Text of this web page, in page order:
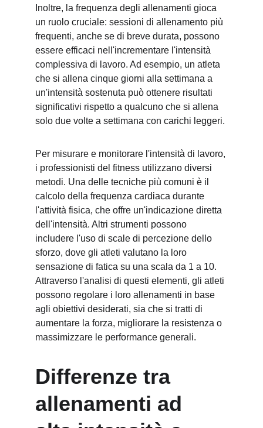
Inoltre, la frequenza degli allenamenti gioca
un ruolo cruciale: sessioni di allenamento più
frequenti, anche se di breve durata, possono
essere efficaci nell'incrementare l'intensità
complessiva di lavoro. Ad esempio, un atleta
che si allena cinque giorni alla settimana a
un'intensità sostenuta può ottenere risultati
significativi rispetto a qualcuno che si allena
solo due volte a settimana con carichi leggeri.
Per misurare e monitorare l'intensità di lavoro,
i professionisti del fitness utilizzano diversi
metodi. Una delle tecniche più comuni è il
calcolo della frequenza cardiaca durante
l'attività fisica, che offre un'indicazione diretta
dell'intensità. Altri strumenti possono
includere l'uso di scale di percezione dello
sforzo, dove gli atleti valutano la loro
sensazione di fatica su una scala da 1 a 10.
Attraverso l'analisi di questi elementi, gli atleti
possono regolare i loro allenamenti in base
agli obiettivi desiderati, sia che si tratti di
aumentare la forza, migliorare la resistenza o
massimizzare le performance generali.
Differenze tra
allenamenti ad